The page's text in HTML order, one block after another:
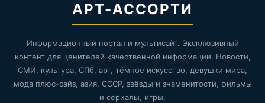
АРТ-АССОРТИ
Информационный портал и мультисайт. Эксклюзивный
контент для ценителей качественной информации. Новости,
СМИ, культура, СПб, арт, тёмное искусство, девушки мира,
мода плюс-сайз, азия, СССР, звёзды и знаменитости, фильмы
и сериалы, игры.